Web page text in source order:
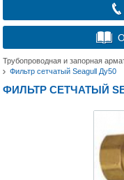
Трубопроводная и запорная
Фильтр сетчатый Seagull Ду50
ФИЛЬТР СЕТЧАТЫЙ